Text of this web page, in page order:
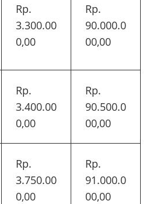
Rp.
3.300.00
0,00
Rp.
90.000.0
00,00
Rp.
3.400.00
0,00
Rp.
90.500.0
00,00
Rp.
3.750.00
0,00
Rp.
91.000.0
00,00